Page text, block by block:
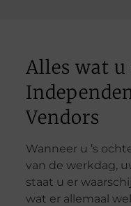
Alles wat
Vendors
Wanneer u ’s
van de werkdag,
staat u er
wat er allemaal